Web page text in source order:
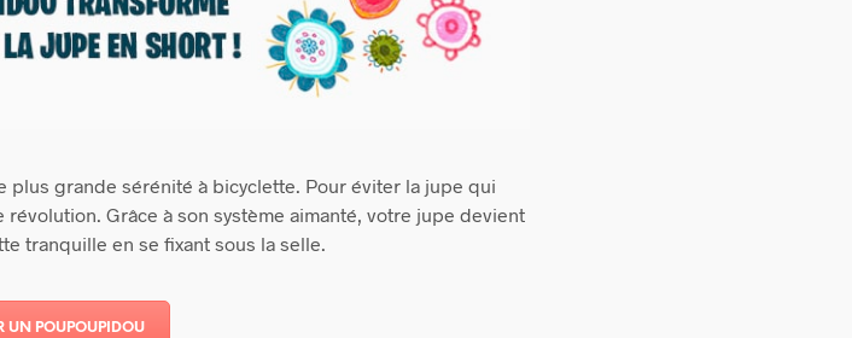
plus grande sérénité à bicyclette. Pour éviter la jupe qui
Grâce à son système aimanté, votre jupe devient
tranquille en se fixant sous la selle.
UN POUPOUPIDOU